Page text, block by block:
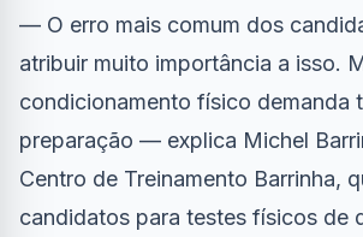
— O erro mais comum dos
atribuir muito importância a isso.
condicionamento físico demanda
preparação — explica Michel
Centro de Treinamento Barrinha,
candidatos para testes físicos de